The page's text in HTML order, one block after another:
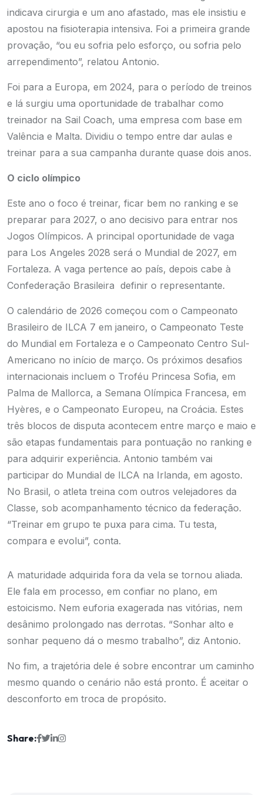
indicava cirurgia e um ano afastado, mas ele insistiu e
apostou na fisioterapia intensiva. Foi a primeira grande
provação, “ou eu sofria pelo esforço, ou sofria pelo
arrependimento”, relatou Antonio.
Foi para a Europa, em 2024, para o período de treinos
e lá surgiu uma oportunidade de trabalhar como
treinador na Sail Coach, uma empresa com base em
Valência e Malta. Dividiu o tempo entre dar aulas e
treinar para a sua campanha durante quase dois anos.
O ciclo olímpico
Este ano o foco é treinar, ficar bem no ranking e se
preparar para 2027, o ano decisivo para entrar nos
Jogos Olímpicos. A principal oportunidade de vaga
para Los Angeles 2028 será o Mundial de 2027, em
Fortaleza. A vaga pertence ao país, depois cabe à
Confederação Brasileira definir o representante.
O calendário de 2026 começou com o Campeonato
Brasileiro de ILCA 7 em janeiro, o Campeonato Teste
do Mundial em Fortaleza e o Campeonato Centro Sul-
Americano no início de março. Os próximos desafios
internacionais incluem o Troféu Princesa Sofia, em
Palma de Mallorca, a Semana Olímpica Francesa, em
Hyères, e o Campeonato Europeu, na Croácia. Estes
três blocos de disputa acontecem entre março e maio e
são etapas fundamentais para pontuação no ranking e
para adquirir experiência. Antonio também vai
participar do Mundial de ILCA na Irlanda, em agosto.
No Brasil, o atleta treina com outros velejadores da
Classe, sob acompanhamento técnico da federação.
“Treinar em grupo te puxa para cima. Tu testa,
compara e evolui”, conta.
A maturidade adquirida fora da vela se tornou aliada.
Ele fala em processo, em confiar no plano, em
estoicismo. Nem euforia exagerada nas vitórias, nem
desânimo prolongado nas derrotas. “Sonhar alto e
sonhar pequeno dá o mesmo trabalho”, diz Antonio.
No fim, a trajetória dele é sobre encontrar um caminho
mesmo quando o cenário não está pronto. É aceitar o
desconforto em troca de propósito.
Share: